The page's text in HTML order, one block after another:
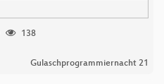
138
Gulaschprogrammiernacht 21